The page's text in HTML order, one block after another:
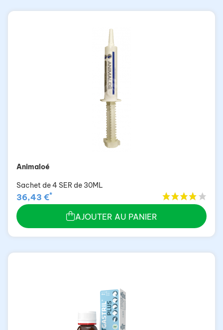
Animaloé
Sachet de 4 SER de 30ML
36,43 €*
AJOUTER AU PANIER